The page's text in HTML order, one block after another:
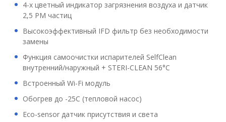
4-х цветный индикатор загрязнения воздуха и датчик
2,5 PM частиц
Высокоэффективный IFD фильтр без необходимости
замены
Функция самоочистки испарителей SelfClean
внутренний/наружный + STERI-CLEAN 56°C
Встроенный Wi-Fi модуль
Обогрев до -25С (тепловой насос)
Eco-sensor датчик присутствия и света